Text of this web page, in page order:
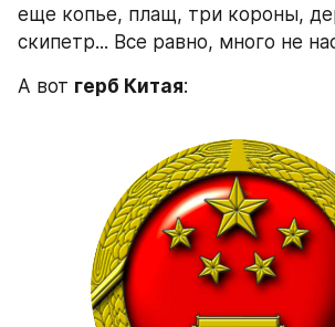
еще копье, плащ, три короны,
скипетр... Все равно, много не
А вот герб Китая: